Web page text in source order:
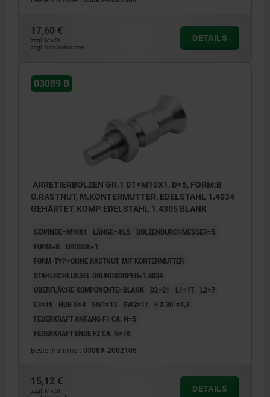
17,60 €
zzgl. MwSt.
zzgl. Versandkosten
DETAILS
03089 B
ARRETIERBOLZEN GR.1 D1=M10X1, D=5, FORM:B
O.RASTNUT, M.KONTERMUTTER, EDELSTAHL 1.4034
GEHÄRTET, KOMP:EDELSTAHL 1.4305 BLANK
GEWINDE=M10X1 LÄNGE=46,5
BOLZENDURCHMESSER=5
FORM=B
GRÖSSE=1
FORM-TYP=OHNE RASTNUT, MIT KONTERMUTTER
STAHLSCHLÜSSEL GRUNDKÖRPER=1.4034
OBERFLÄCHE KOMPONENTE=BLANK
D2=21 L1=17
L2=7
L3=15
HUB S=8 SW1=13 SW2=17
F X 30°=1,3
FEDERKRAFT ANFANG F1 CA. N=5
FEDERKRAFT ENDE F2 CA. N=16
Bestellnummer: 03089-2002105
15,12 €
zzgl. MwSt.
DETAILS